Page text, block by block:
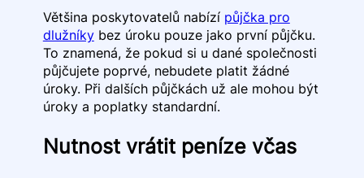
Většina poskytovatelů nabízí půjčka pro
dlužníkybez úroku pouze jako první půjčku.
To znamená, že pokud si u dané společnosti
půjčujete poprvé, nebudete platit žádné
úroky. Při dalších půjčkách už ale mohou být
úroky a poplatky standardní.
Nutnost vrátit peníze včas